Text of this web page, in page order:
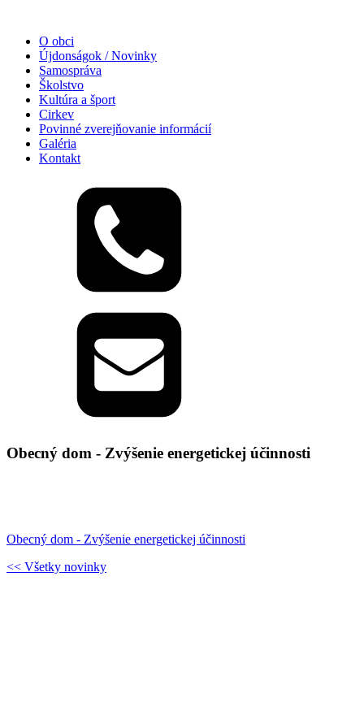
O obci
Újdonságok / Novinky
Samospráva
Školstvo
Kultúra a šport
Cirkev
Povinné zverejňovanie informácií
Galéria
Kontakt
Obecný dom - Zvýšenie energetickej účinnosti
Obecný dom - Zvýšenie energetickej účinnosti
<< Všetky novinky